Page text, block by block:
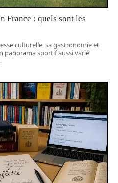
France : quels sont les
culturelle, sa gastronomie et
panorama sportif aussi varié